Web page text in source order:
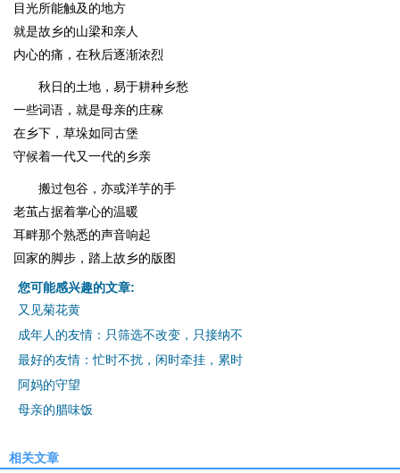
目光所能触及的地方
就是故乡的山梁和亲人
内心的痛，在秋后逐渐浓烈
秋日的土地，易于耕种乡愁
一些词语，就是母亲的庄稼
在乡下，草垛如同古堡
守候着一代又一代的乡亲
搬过包谷，亦或洋芋的手
老茧占据着掌心的温暖
耳畔那个熟悉的声音响起
回家的脚步，踏上故乡的版图
您可能感兴趣的文章:
又见菊花黄
成年人的友情：只筛选不改变，只接纳不
最好的友情：忙时不扰，闲时牵挂，累时
阿妈的守望
母亲的腊味饭
相关文章